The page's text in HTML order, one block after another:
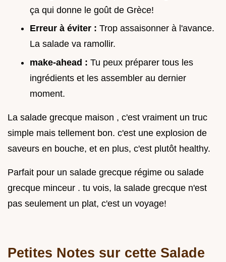
ça qui donne le goût de Grèce!
Erreur à éviter : Trop assaisonner à l'avance.
La salade va ramollir.
make-ahead : Tu peux préparer tous les
ingrédients et les assembler au dernier
moment.
La salade grecque maison , c'est vraiment un truc
simple mais tellement bon. c'est une explosion de
saveurs en bouche, et en plus, c'est plutôt healthy.
Parfait pour un salade grecque régime ou salade
grecque minceur . tu vois, la salade grecque n'est
pas seulement un plat, c'est un voyage!
Petites Notes sur cette Salade